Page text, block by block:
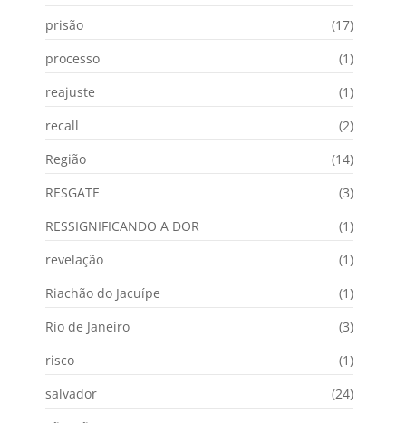
prisão
(17)
processo
(1)
reajuste
(1)
recall
(2)
Região
(14)
RESGATE
(3)
RESSIGNIFICANDO A DOR
(1)
revelação
(1)
Riachão do Jacuípe
(1)
Rio de Janeiro
(3)
risco
(1)
salvador
(24)